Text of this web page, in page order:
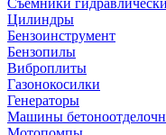
Съемники
Цилиндры
Бензоинструмент
Бензопилы
Виброплиты
Газонокосилки
Генераторы
Машины